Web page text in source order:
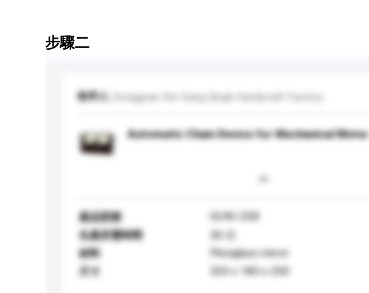
步驟二
收件人 Dongguan Xie Gang Qingli Handicraft Factory
Automatic Chain Device for Mechanical Meter
產品型號
S240-2EB
生產所需時間
30 日
材料
Plexiglass mirror
320 x 180 x 200